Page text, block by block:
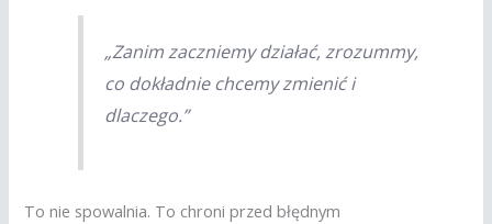
„Zanim zaczniemy działać, zrozummy,
co dokładnie chcemy zmienić i
dlaczego.”
To nie spowalnia. To chroni przed błędnym